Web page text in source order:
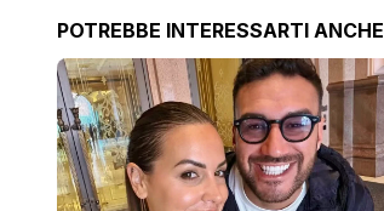
POTREBBE INTERESSARTI ANCHE